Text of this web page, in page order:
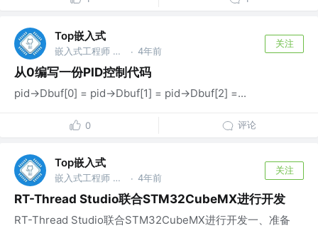
Top嵌入式
嵌入式工程师 @华为 · 4年前
关注
从0编写一份PID控制代码
pid->Dbuf[0] = pid->Dbuf[1] = pid->Dbuf[2] =...
0 评论
Top嵌入式
嵌入式工程师 @华为 · 4年前
关注
RT-Thread Studio联合STM32CubeMX进行开发
RT-Thread Studio联合STM32CubeMX进行开发一、准备